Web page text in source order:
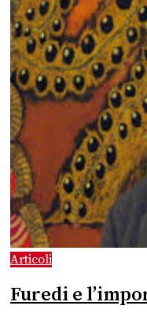
Articoli
Furedi e